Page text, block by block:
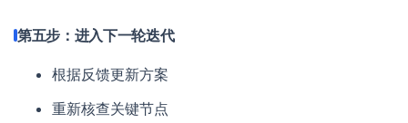
第五步：进入下一轮迭代
根据反馈更新方案
重新核查关键节点